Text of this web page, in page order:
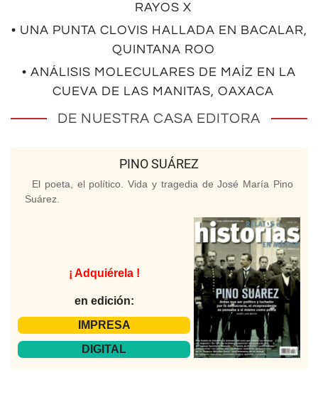
RAYOS X
• UNA PUNTA CLOVIS HALLADA EN BACALAR,
QUINTANA ROO
• ANÁLISIS MOLECULARES DE MAÍZ EN LA
CUEVA DE LAS MANITAS, OAXACA
DE NUESTRA CASA EDITORA
PINO SUÁREZ
El poeta, el político. Vida y tragedia de José María Pino
Suárez.
¡ Adquiérela !
en edición:
IMPRESA
DIGITAL